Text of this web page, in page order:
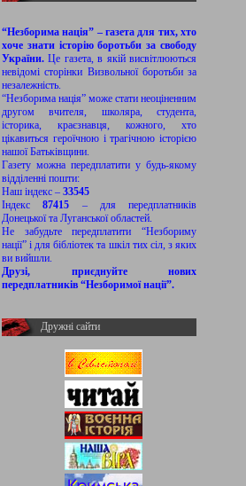
“Незборима нація” – газета для тих, хто
хоче знати історію боротьби за свободу
України.Це газета, в якій висвітлюються
невідомі сторінки Визвольної боротьби за
незалежність.
“Незборима нація” може стати неоціненним
другом вчителя, школяра, студента,
історика, краєзнавця, кожного, хто
цікавиться героїчною і трагічною історією
нашої Батьківщини.
Газету можна передплатити у будь-якому
відділенні пошти:
Наш індекс – 33545
Індекс87415 – для передплатників
Донецької та Луганської областей.
Не забудьте передплатити “Незбориму
нації” і для бібліотек та шкіл тих сіл, з яких
ви вийшли.
Друзі, приєднуйте нових
передплатників “Незборимої нації”.
Дружні сайти